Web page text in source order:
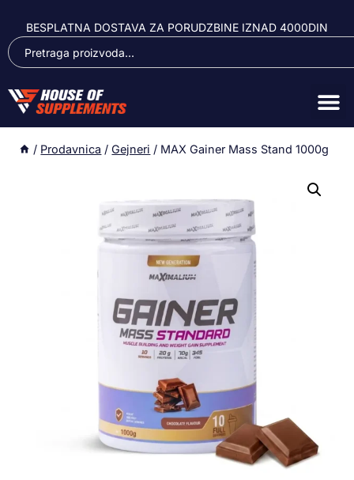
BESPLATNA DOSTAVA ZA PORUDZBINE IZNAD 4000DIN
/ Prodavnica / Gejneri / MAX Gainer Mass Stand 1000g